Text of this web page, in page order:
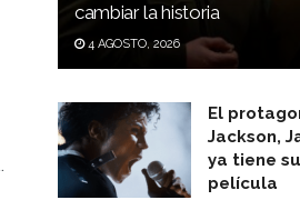
cambiar la historia
4 AGOSTO, 2026
El
Jackson,
ya tiene
película